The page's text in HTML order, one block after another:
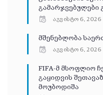
გამარჯვებულები
აგვისტო 6, 2026
მშენებლობა
აგვისტო 6, 2026
FIFA-მ მსოფლიო
გაყიდვის
მოუბოდიშა